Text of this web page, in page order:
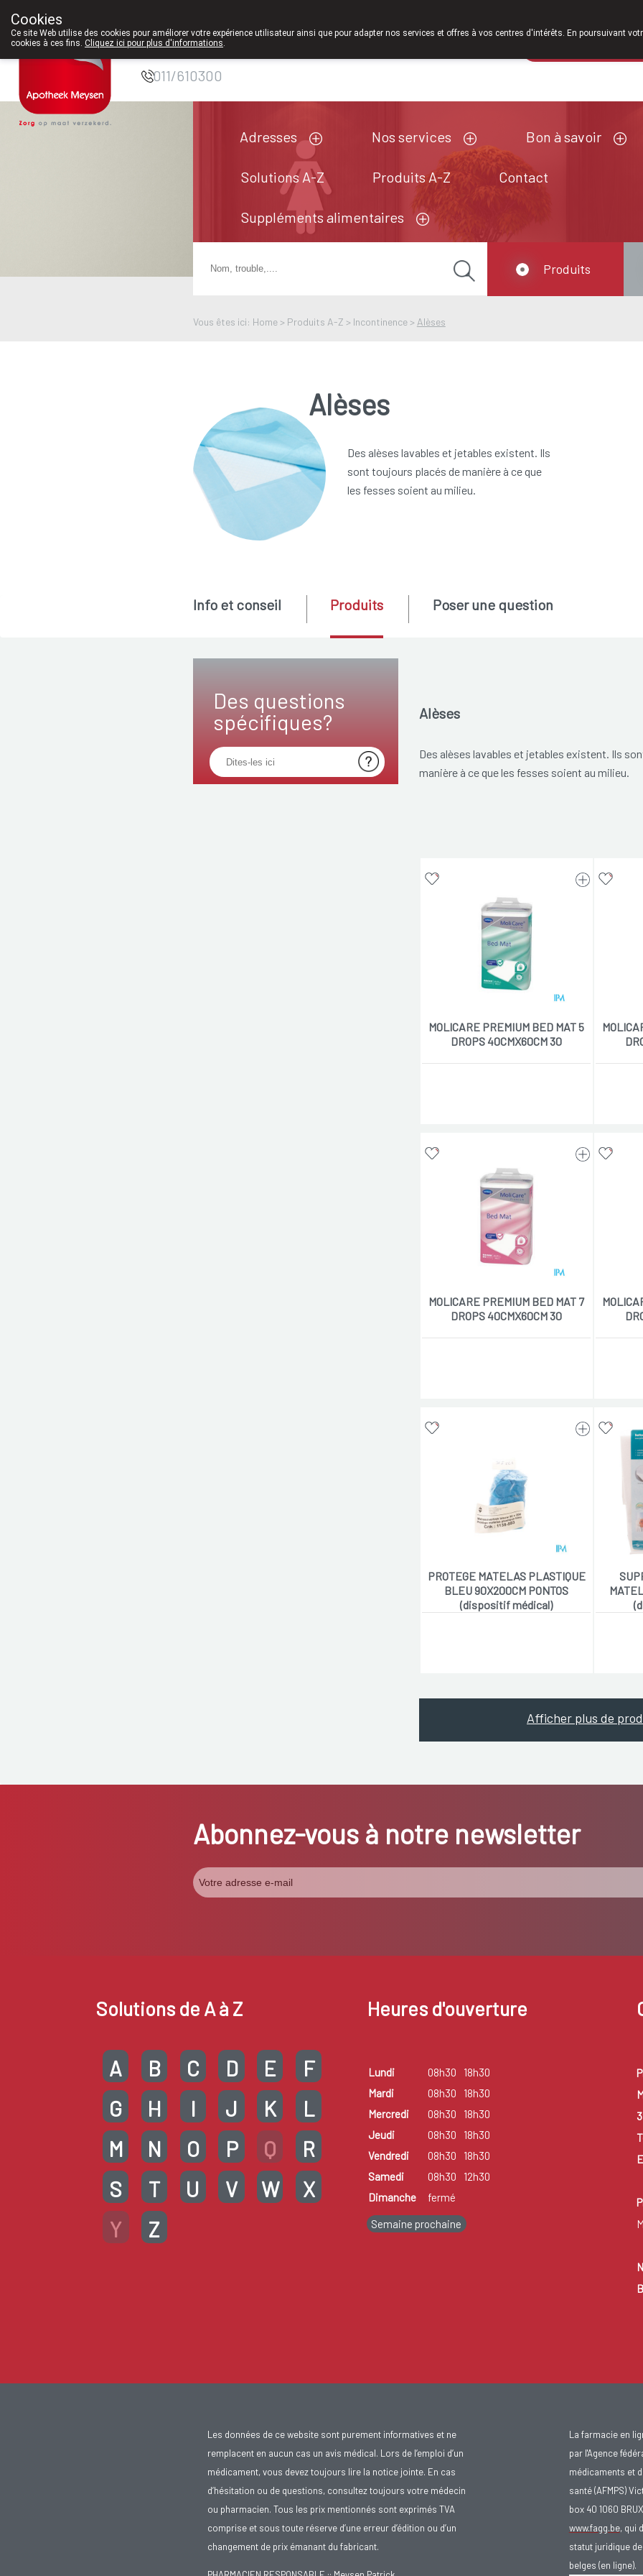
Pharmacie Meysen
SPRL
011/610300
Adresses Nos services Bon à savoir
Solutions A-Z Produits A-Z Contact
Suppléments alimentaires
Vous êtes ici: Home > Produits A-Z > Incontinence > Alèses
Produits
Alèses
Des alèses lavables et jetables existent. Ils
sont toujours placés de manière à ce que
les fesses soient au milieu.
Des questions
spécifiques?
Info et conseil Produits Poser une question
Alèses
Des alèses lavables et jetables existent. Ils
manière à ce que les fesses soient au milieu.
MOLICARE PREMIUM BED MAT 5
DROPS 40CMX60CM 30
MOLICARE PREMIUM BED MAT 7
DROPS 40CMX60CM 30
PROTEGE MATELAS PLASTIQUE
BLEU 90X200CM PONTOS
(dispositif médical)
Afficher plus de
Abonnez-vous à notre newsletter
Solutions de A à Z
A B C D E
F
G
H I J K
L
M
N O P Q
R
S
T U V W
X
Y
Z
Heures d'ouverture
Lundi 08h30
18h30
Mardi
08h30
18h30
Mercredi
08h30
18h30
Jeudi
08h30
18h30
Vendredi
08h30
18h30
Samedi
08h30
12h30
Dimanche
fermé
Semaine prochaine
Les données de ce website sont purement informatives et ne
remplacent en aucun cas un avis médical. Lors de l’emploi d’un
médicament, vous devez toujours lire la notice jointe. En cas
d’hésitation ou de questions, consultez toujours votre médecin
ou pharmacien. Tous les prix mentionnés sont exprimés TVA
comprise et sous toute réserve d’une erreur d’édition ou d’un
changement de prix émanant du fabricant.
La farmacie en
par l'Agence
médicaments et
santé (AFMPS)
box 40 1060
www.fagg.be, qui
statut juridique
belges (en ligne).
Cookies
Ce site Web utilise des cookies pour améliorer votre expérience utilisateur ainsi que pour adapter nos services et offres à vos centres d'intérêts. En poursuivant
cookies à ces fins. Cliquez ici pour plus d'informations.